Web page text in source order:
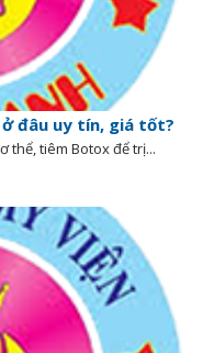
đâu uy tín, giá tốt?
thể, tiêm Botox để trị...